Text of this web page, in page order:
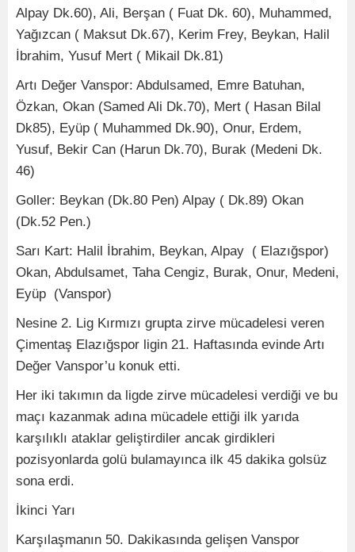
Alpay Dk.60), Ali, Berşan ( Fuat Dk. 60), Muhammed,
Yağızcan ( Maksut Dk.67), Kerim Frey, Beykan, Halil
İbrahim, Yusuf Mert ( Mikail Dk.81)
Artı Değer Vanspor: Abdulsamed, Emre Batuhan,
Özkan, Okan (Samed Ali Dk.70), Mert ( Hasan Bilal
Dk85), Eyüp ( Muhammed Dk.90), Onur, Erdem,
Yusuf, Bekir Can (Harun Dk.70), Burak (Medeni Dk.
46)
Goller: Beykan (Dk.80 Pen) Alpay ( Dk.89) Okan
(Dk.52 Pen.)
Sarı Kart: Halil İbrahim, Beykan, Alpay ( Elazığspor)
Okan, Abdulsamet, Taha Cengiz, Burak, Onur, Medeni,
Eyüp (Vanspor)
Nesine 2. Lig Kırmızı grupta zirve mücadelesi veren
Çimentaş Elazığspor ligin 21. Haftasında evinde Artı
Değer Vanspor’u konuk etti.
Her iki takımın da ligde zirve mücadelesi verdiği ve bu
maçı kazanmak adına mücadele ettiği ilk yarıda
karşılıklı ataklar geliştirdiler ancak girdikleri
pozisyonlarda golü bulamayınca ilk 45 dakika golsüz
sona erdi.
İkinci Yarı
Karşılaşmanın 50. Dakikasında gelişen Vanspor